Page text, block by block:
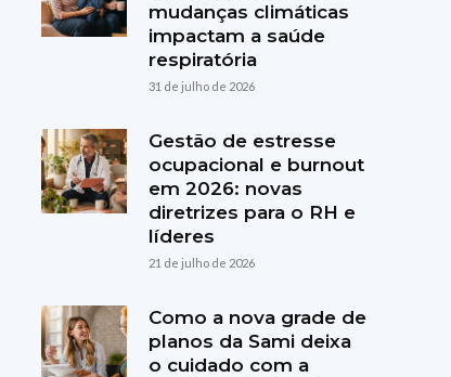
mudanças climáticas
impactam a saúde
respiratória
31 de julho de 2026
Gestão de estresse
ocupacional e burnout
em 2026: novas
diretrizes para o RH e
líderes
21 de julho de 2026
Como a nova grade de
planos da Sami deixa
o cuidado com a